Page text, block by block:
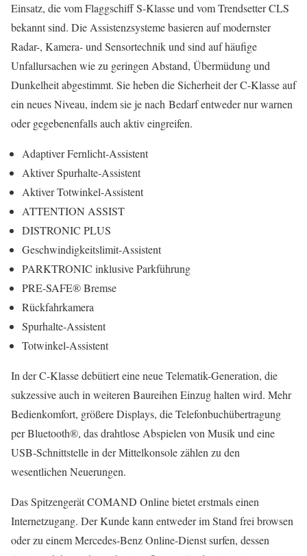
Einsatz, die vom Flaggschiff S-Klasse und vom Trendsetter CLS
bekannt sind. Die Assistenzsysteme basieren auf modernster
Radar-, Kamera- und Sensortechnik und sind auf häufige
Unfallursachen wie zu geringen Abstand, Übermüdung und
Dunkelheit abgestimmt. Sie heben die Sicherheit der C-Klasse auf
ein neues Niveau, indem sie je nach Bedarf entweder nur warnen
oder gegebenenfalls auch aktiv eingreifen.
Adaptiver Fernlicht-Assistent
Aktiver Spurhalte-Assistent
Aktiver Totwinkel-Assistent
ATTENTION ASSIST
DISTRONIC PLUS
Geschwindigkeitslimit-Assistent
PARKTRONIC inklusive Parkführung
PRE-SAFE® Bremse
Rückfahrkamera
Spurhalte-Assistent
Totwinkel-Assistent
In der C-Klasse debütiert eine neue Telematik-Generation, die
sukzessive auch in weiteren Baureihen Einzug halten wird. Mehr
Bedienkomfort, größere Displays, die Telefonbuchübertragung
per Bluetooth®, das drahtlose Abspielen von Musik und eine
USB-Schnittstelle in der Mittelkonsole zählen zu den
wesentlichen Neuerungen.
Das Spitzengerät COMAND Online bietet erstmals einen
Internetzugang. Der Kunde kann entweder im Stand frei browsen
oder zu einem Mercedes-Benz Online-Dienst surfen, dessen